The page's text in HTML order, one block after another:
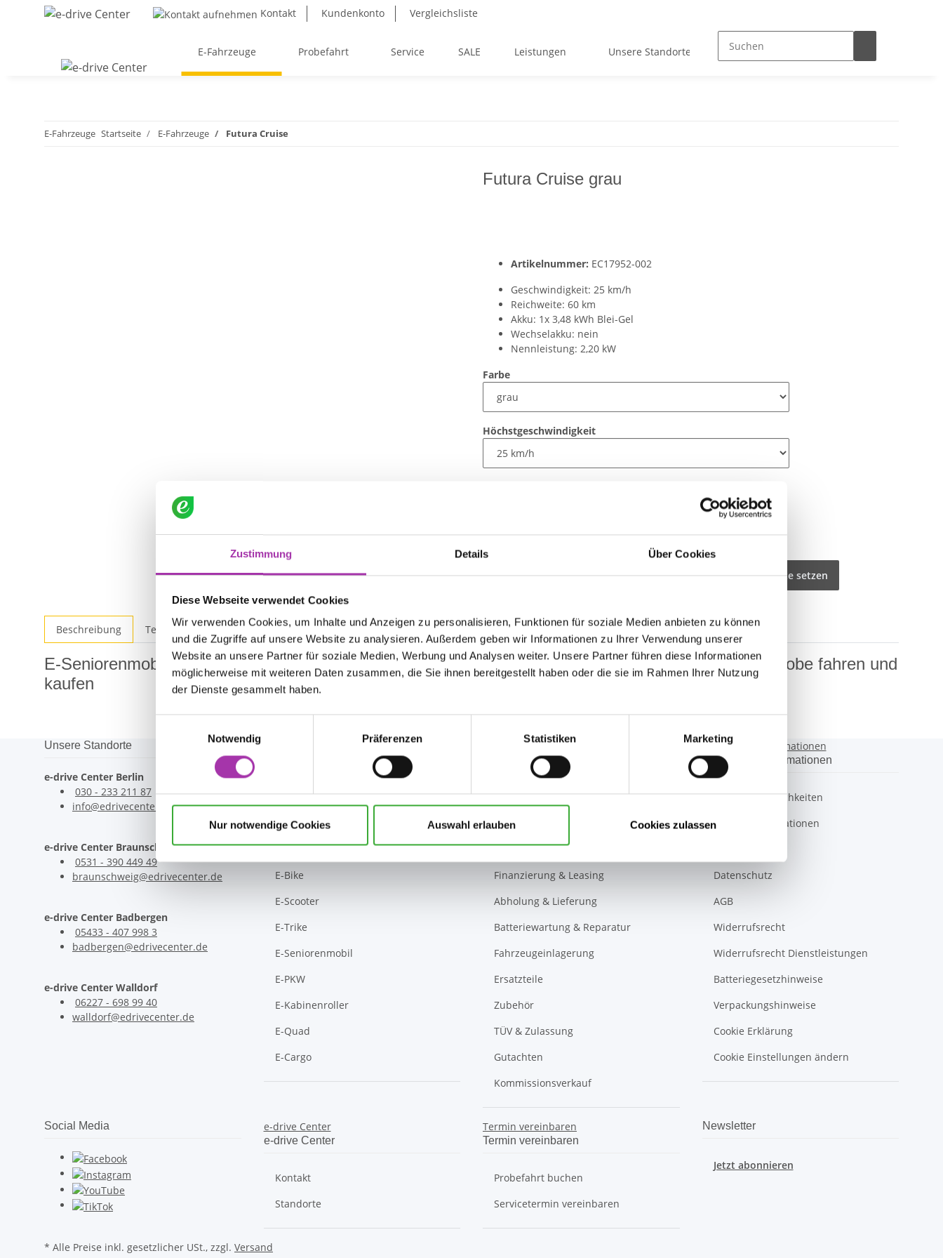
Zustimmung Details Über Cookies
Diese Webseite verwendet Cookies
Wir verwenden Cookies, um Inhalte und Anzeigen zu personalisieren, Funktionen für soziale Medien anbieten zu können
und die Zugriffe auf unsere Website zu analysieren. Außerdem geben wir Informationen zu Ihrer Verwendung unserer
Website an unsere Partner für soziale Medien, Werbung und Analysen weiter. Unsere Partner führen diese Informationen
möglicherweise mit weiteren Daten zusammen, die Sie ihnen bereitgestellt haben oder die sie im Rahmen Ihrer Nutzung
der Dienste gesammelt haben.
Notwendig
Präferenzen Statistiken Marketing
Nur notwendige Cookies Auswahl erlauben Cookies zulassen
Kontakt Kundenkonto Vergleichsliste
E-Fahrzeuge Probefahrt Service SALE Leistungen Unsere Standorte
E-Fahrzeuge Startseite E-Fahrzeuge Futura Cruise
Futura Cruise grau
Artikelnummer: EC17952-002
Geschwindigkeit: 25 km/h
Reichweite: 60 km
Akku: 1x 3,48 kWh Blei-Gel
Wechselakku: nein
Nennleistung: 2,20 kW
Farbe
Höchstgeschwindigkeit
inkl. 19% USt. , zzgl.
DruckenAuf Vergleichsliste setzen
Beschreibung Technische Daten Frage zum Produkt
E-Seniorenmobil Futura Cruise grau im e-drive Center Berlin, Braunschweig, Badbergen, Walldorf Probe fahren und
kaufen
Unsere Standorte
e-drive Center Berlin
030 - 233 211 87
info@edrivecenter.de
e-drive Center Braunschweig
0531 - 390 449 49
braunschweig@edrivecenter.de
e-drive Center Badbergen
05433 - 407 998 3
badbergen@edrivecenter.de
e-drive Center Walldorf
06227 - 698 99 40
walldorf@edrivecenter.de
Alle E-Fahrzeuge
E-Roller
E-Motorrad
E-Bike
E-Scooter
E-Trike
E-Seniorenmobil
E-PKW
E-Kabinenroller
E-Quad
E-Cargo
Leistungen
Leistungen
Verkauf
Werkstatt
Probefahrt
Finanzierung & Leasing
Abholung & Lieferung
Batteriewartung & Reparatur
Fahrzeugeinlagerung
Ersatzteile
Zubehör
TÜV & Zulassung
Gutachten
Kommissionsverkauf
Gesetzliche Informationen
Gesetzliche Informationen
Zahlungsmöglichkeiten
Versandinformationen
Datenschutz
AGB
Widerrufsrecht
Widerrufsrecht Dienstleistungen
Batteriegesetzhinweise
Verpackungshinweise
Cookie Erklärung
Cookie Einstellungen ändern
Social Media e-drive Center
e-drive Center
Kontakt
Standorte
Termin vereinbaren
Termin vereinbaren
Probefahrt buchen
Servicetermin vereinbaren
Newsletter
Jetzt abonnieren
* Alle Preise inkl. gesetzlicher USt., zzgl. Versand